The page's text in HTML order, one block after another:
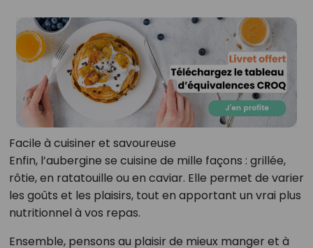
Facile à cuisiner et savoureuse
Enfin, l’aubergine se cuisine de mille façons : grillée,
rôtie, en ratatouille ou en caviar. Elle permet de varier
les goûts et les plaisirs, tout en apportant un vrai plus
nutritionnel à vos repas.
Ensemble, pensons au plaisir de mieux manger et à